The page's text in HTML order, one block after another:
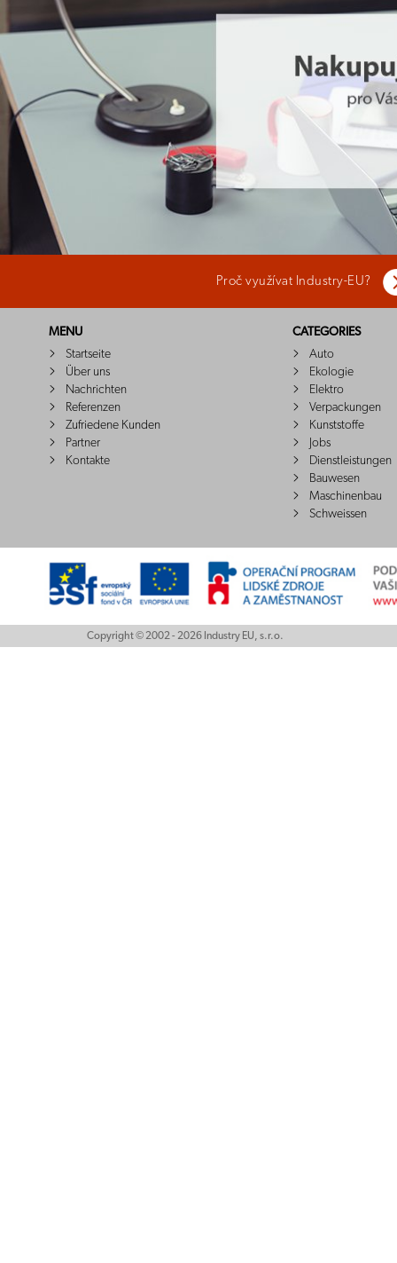
Proč využívat Industry-EU?
MENU
Startseite
Über uns
Nachrichten
Referenzen
Zufriedene Kunden
Partner
Kontakte
CATEGORIES
Auto
Ekologie
Elektro
Verpackungen
Kunststoffe
Jobs
Dienstleistungen
Bauwesen
Maschinenbau
Schweissen
Copyright © 2002 - 2026 Industry EU, s.r.o.